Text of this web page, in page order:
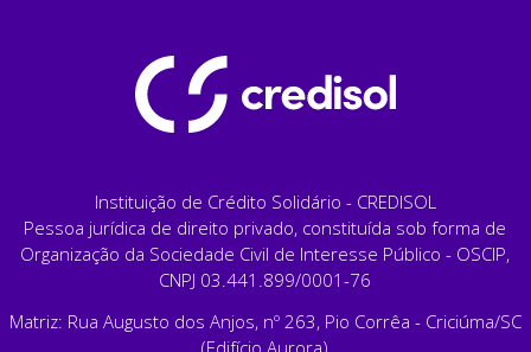
Instituição de Crédito Solidário - CREDISOL
Pessoa jurídica de direito privado, constituída sob forma de
Organização da Sociedade Civil de Interesse Público - OSCIP,
CNPJ 03.441.899/0001-76
Matriz: Rua Augusto dos Anjos, nº 263, Pio Corrêa - Criciúma/SC